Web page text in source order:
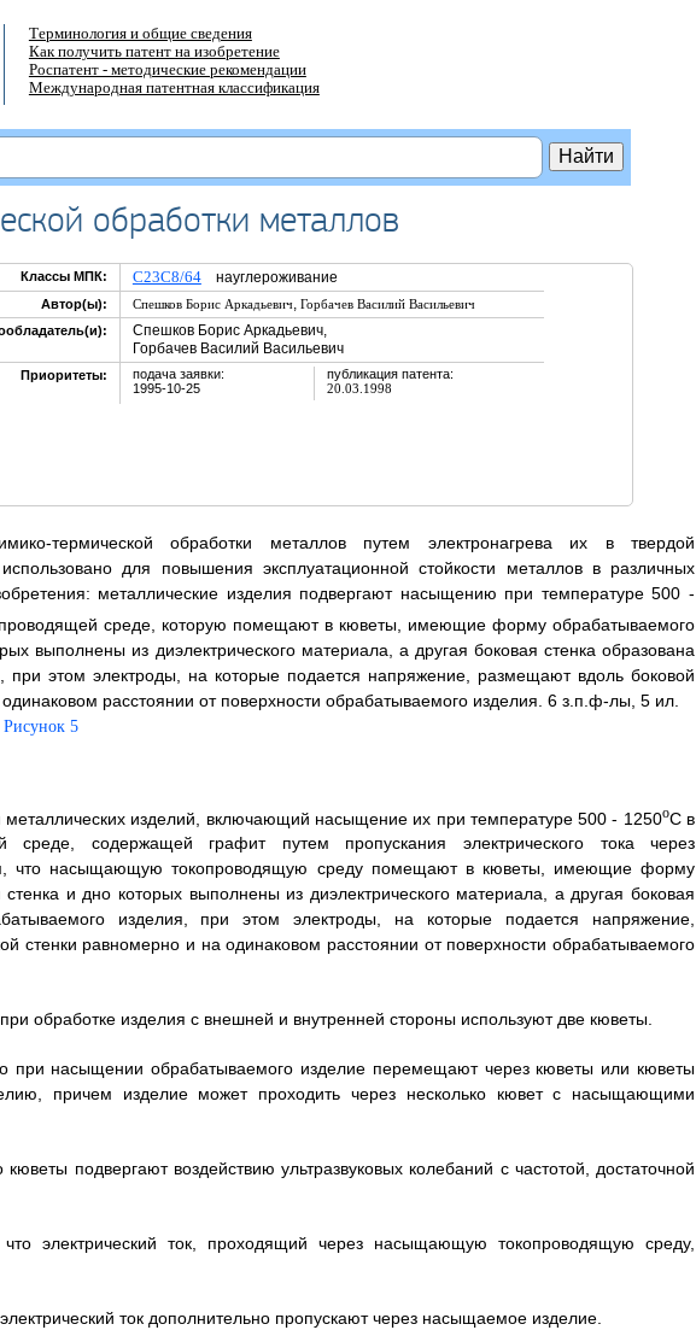
Терминология и общие сведения
Как получить патент на изобретение
Роспатент - методические рекомендации
Международная патентная классификация
обработки металлов
Классы МПК: C23C8/64науглероживание
Автор(ы): Спешков Борис Аркадьевич, Горбачев Василий Васильевич
Спешков Борис Аркадьевич,
Горбачев Василий Васильевич
Приоритеты:
подача заявки:
1995-10-25
публикация патента:
20.03.1998
термической обработки металлов путем электронагрева их в твердой
для повышения эксплуатационной стойкости металлов в различных
металлические изделия подвергают насыщению при температуре 500 -
среде, которую помещают в кюветы, имеющие форму обрабатываемого
выполнены из диэлектрического материала, а другая боковая стенка образована
при этом электроды, на которые подается напряжение, размещают вдоль боковой
расстоянии от поверхности обрабатываемого изделия. 6 з.п.ф-лы, 5 ил.
Рисунок 5
металлических изделий, включающий насыщение их при температуре 500 - 1250oС в
среде, содержащей графит путем пропускания электрического тока через
что насыщающую токопроводящую среду помещают в кюветы, имеющие форму
и дно которых выполнены из диэлектрического материала, а другая боковая
изделия, при этом электроды, на которые подается напряжение,
стенки равномерно и на одинаковом расстоянии от поверхности обрабатываемого
обработке изделия с внешней и внутренней стороны используют две кюветы.
при насыщении обрабатываемого изделие перемещают через кюветы или кюветы
причем изделие может проходить через несколько кювет с насыщающими
подвергают воздействию ультразвуковых колебаний с частотой, достаточной
электрический ток, проходящий через насыщающую токопроводящую среду,
ток дополнительно пропускают через насыщаемое изделие.